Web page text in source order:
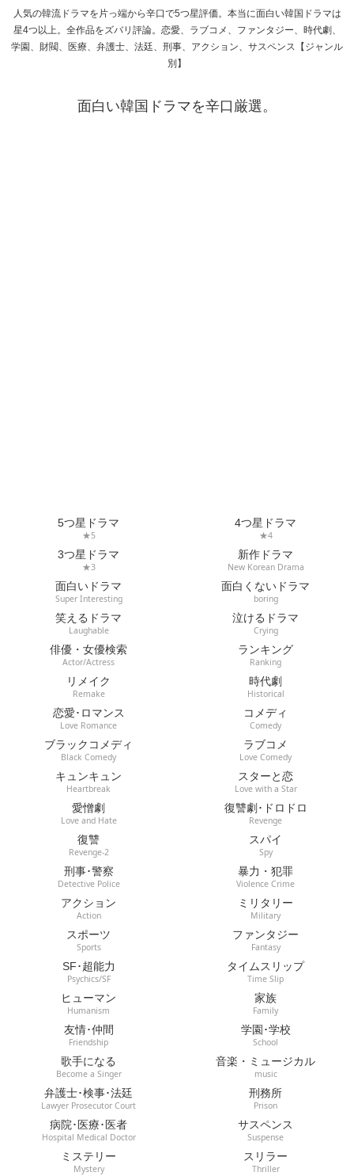
人気の韓流ドラマを片っ端から辛口で5つ星評価。本当に面白い韓国ドラマは
星4つ以上。全作品をズバリ評論。恋愛、ラブコメ、ファンタジー、時代劇、
学園、財閥、医療、弁護士、法廷、刑事、アクション、サスペンス【ジャンル
別】
面白い韓国ドラマを辛口厳選。
5つ星ドラマ
★5
4つ星ドラマ
★4
3つ星ドラマ
★3
新作ドラマ
New Korean Drama
面白いドラマ
Super Interesting
面白くないドラマ
boring
笑えるドラマ
Laughable
泣けるドラマ
Crying
俳優・女優検索
Actor/Actress
ランキング
Ranking
リメイク
Remake
時代劇
Historical
恋愛･ロマンス
Love Romance
コメディ
Comedy
ブラックコメディ
Black Comedy
ラブコメ
Love Comedy
キュンキュン
Heartbreak
スターと恋
Love with a Star
愛憎劇
Love and Hate
復讐劇･ドロドロ
Revenge
復讐
Revenge-2
スパイ
Spy
刑事･警察
Detective Police
暴力・犯罪
Violence Crime
アクション
Action
ミリタリー
Military
スポーツ
Sports
ファンタジー
Fantasy
SF･超能力
Psychics/SF
タイムスリップ
Time Slip
ヒューマン
Humanism
家族
Family
友情･仲間
Friendship
学園･学校
School
歌手になる
Become a Singer
音楽・ミュージカル
music
弁護士･検事･法廷
Lawyer Prosecutor Court
刑務所
Prison
病院･医療･医者
Hospital Medical Doctor
サスペンス
Suspense
ミステリー
Mystery
スリラー
Thriller